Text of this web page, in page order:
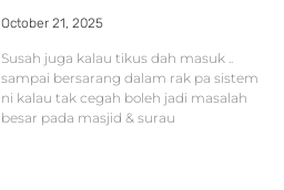
October 21, 2025
Susah juga kalau tikus dah masuk ..
sampai bersarang dalam rak pa sistem
ni kalau tak cegah boleh jadi masalah
besar pada masjid & surau